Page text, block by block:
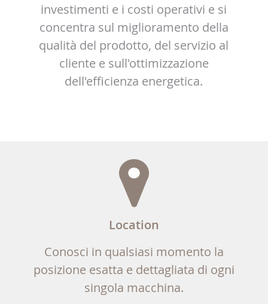
investimenti e i costi operativi e si
concentra sul miglioramento della
qualità del prodotto, del servizio al
cliente e sull'ottimizzazione
dell'efficienza energetica.
Location
Conosci in qualsiasi momento la
posizione esatta e dettagliata di ogni
singola macchina.